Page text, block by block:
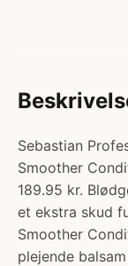
Sebastian
Smoother
189.95 kr.
et ekstra skud
Smoother
plejende